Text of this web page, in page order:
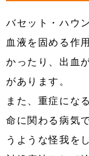
バセット・ハウ
血液を固める作
かったり、出血
があります。
また、重症にな
命に関わる病気
うような怪我を